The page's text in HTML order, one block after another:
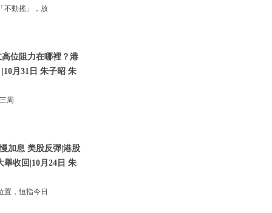
不動搖」，放
位阻力在哪裡？港
月31日 朱子昭 朱
周
加息 美股反彈|港股
收回|10月24日 朱
置，恒指今日